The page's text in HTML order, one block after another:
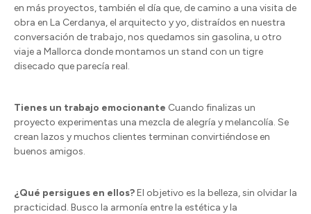
en más proyectos, también el día que, de camino a una visita de
obra en La Cerdanya, el arquitecto y yo, distraídos en nuestra
conversación de trabajo, nos quedamos sin gasolina, u otro
viaje a Mallorca donde montamos un stand con un tigre
disecado que parecía real.
Tienes un trabajo emocionante Cuando finalizas un
proyecto experimentas una mezcla de alegría y melancolía. Se
crean lazos y muchos clientes terminan convirtiéndose en
buenos amigos.
¿Qué persigues en ellos?El objetivo es la belleza, sin olvidar la
practicidad. Busco la armonía entre la estética y la